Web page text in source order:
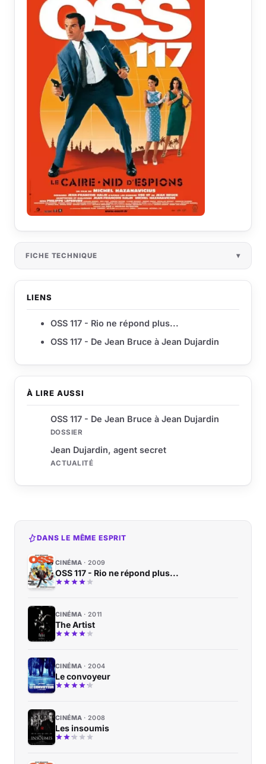
À LIRE AUSSI
OSS 117 - De Jean Bruce à Jean Dujardin
DOSSIER
Jean Dujardin, agent secret
ACTUALITÉ
FICHE TECHNIQUE
LIENS
OSS 117 - Rio ne répond plus...
OSS 117 - De Jean Bruce à Jean Dujardin
DANS LE MÊME ESPRIT
CINÉMA 2009
OSS 117 - Rio ne répond plus...
CINÉMA 2011
The Artist
CINÉMA 2004
Le convoyeur
CINÉMA 2008
Les insoumis